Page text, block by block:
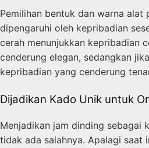
Pemilihan bentuk dan warna alat
dipengaruhi oleh kepribadian
cerah menunjukkan kepribadian
cenderung elegan, sedangkan
kepribadian yang cenderung
Dijadikan Kado Unik untuk
Menjadikan jam dinding sebagai
tidak ada salahnya. Apalagi saat